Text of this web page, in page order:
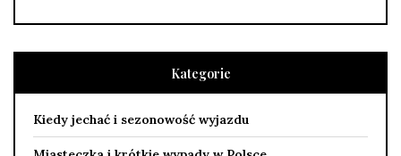
Kategorie
Kiedy jechać i sezonowość wyjazdu